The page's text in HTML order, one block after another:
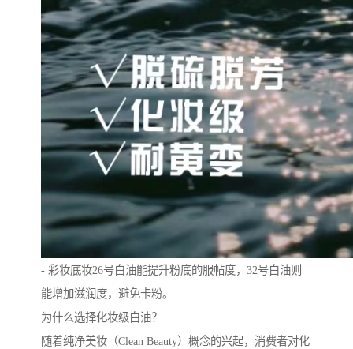
- 彩妆底妆26号白油能提升粉底的服帖度，32号白油则
能增加滋润度，避免卡粉。
为什么选择化妆级白油？
随着纯净美妆（Clean Beauty）概念的兴起，消费者对化